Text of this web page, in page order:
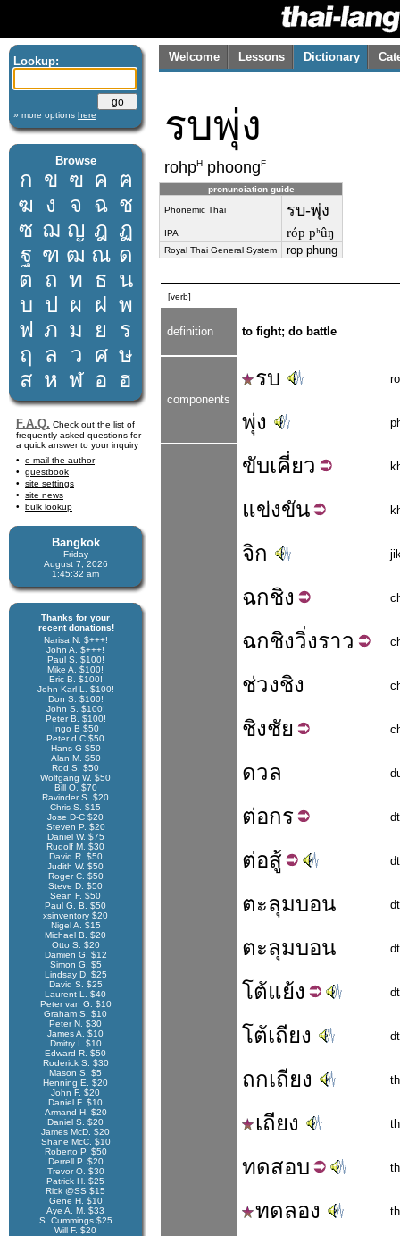
Lookup:
» more options here
Browse
ก ข ฃ ค ฅ
ฆ ง จ ฉ ช
ซ ฌ ญ ฎ ฏ
ฐ ฑ ฒ ณ ด
ต ถ ท ธ น
บ ป ผ ฝ พ
ฟ ภ ม ย
ร
ฤ
ล ว ศ ษ
ส ห ฬ อ ฮ
F.A.Q. Check out the list of
frequently asked questions for
a quick answer to your inquiry
e-mail the author
guestbook
site settings
site news
bulk lookup
Bangkok
Friday
August 7, 2026
1:45:33 am
Thanks for your
recent donations!
Narisa N. $+++!
John A. $+++!
Paul S. $100!
Mike A. $100!
Eric B. $100!
John Karl L. $100!
Don S. $100!
John S. $100!
Peter B. $100!
Ingo B $50
Peter d C $50
Hans G $50
Alan M. $50
Rod S. $50
Wolfgang W. $50
Bill O. $70
Ravinder S. $20
Chris S. $15
Jose D-C $20
Steven P. $20
Daniel W. $75
Rudolf M. $30
David R. $50
Judith W. $50
Roger C. $50
Steve D. $50
Sean F. $50
Paul G. B. $50
xsinventory $20
Nigel A. $15
Michael B. $20
Otto S. $20
Damien G. $12
Simon G. $5
Lindsay D. $25
David S. $25
Laurent L. $40
Peter van G. $10
Graham S. $10
Peter N. $30
James A. $10
Dmitry I. $10
Edward R. $50
Roderick S. $30
Mason S. $5
Henning E. $20
John F. $20
Daniel F. $10
Armand H. $20
Daniel S. $20
James McD. $20
Shane McC. $10
Roberto P. $50
Derrell P. $20
Trevor O. $30
Patrick H. $25
Rick @SS $15
Gene H. $10
Aye A. M. $33
S. Cummings $25
Will F. $20
Welcome Lessons Dictionary
รบพุ่ง
rohpH phoongF
pronunciation guide
Phonemic Thai รบ-พุ่ง
IPA róp pʰûŋ
Royal Thai General System rop phung
[verb]
definition to fight; do battle
components
รบ
พุ่ง
ขับเคี่ยว
แข่งขัน
จิก
ฉกชิง
ฉกชิงวิ่งราว
ช่วงชิง
ชิงชัย
ดวล
ต่อกร
ต่อสู้
ตะลุมบอน
ตะลุมบอน
โต้แย้ง
โต้เถียง
ถกเถียง
เถียง
ทดสอบ
ทดลอง